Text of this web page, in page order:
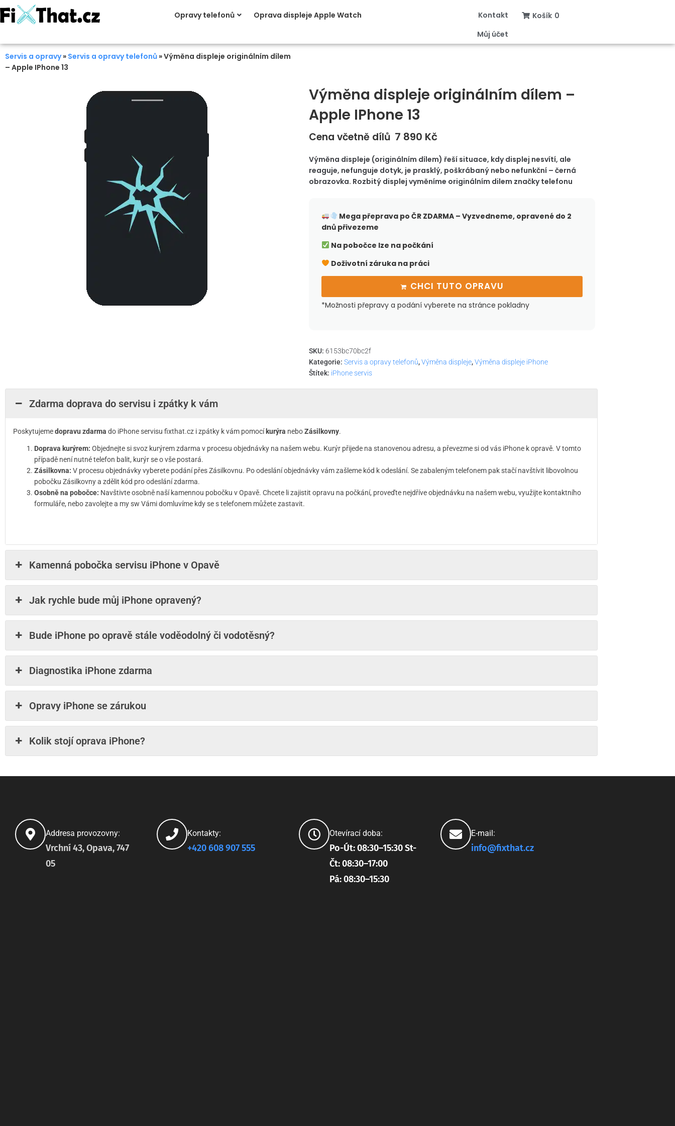
Opravy telefonů Oprava displeje Apple Watch
Kontakt
Můj účet
Košík 0
Servis a opravy» Servis a opravy telefonů »Výměna displeje originálním dílem
– Apple IPhone 13
Výměna displeje originálním dílem –
Apple IPhone 13
Cena včetně dílů 7 890 Kč
Výměna displeje (originálním dílem) řeší situace, kdy displej nesvítí, ale
reaguje, nefunguje dotyk, je prasklý, poškrábaný nebo nefunkční – černá
obrazovka. Rozbitý displej vyměníme originálním dilem značky telefonu
Mega přeprava po ČRZDARMA – Vyzvedneme, opravené do 2
dnů přivezeme
Na pobočce lze na počkání
Doživotní záruka na práci
CHCI TUTO OPRAVU
*Možnosti přepravy a podání vyberete na stránce pokladny
SKU: 6153bc70bc2f
Kategorie: Servis a opravy telefonů,Výměna displeje,Výměna displeje iPhone
Štítek: iPhone servis
Zdarma doprava do servisu i zpátky k vám
Poskytujemedopravu zdarma do iPhone servisu fixthat.cz i zpátky k vám pomocí kurýra neboZásilkovny.
Doprava kurýrem: Objednejte si svoz kurýrem zdarma v procesu objednávky na našem webu. Kurýr přijede na stanovenou adresu, a převezme si od vás iPhone k opravě. V tomto
případě není nutné telefon balit, kurýr se o vše postará.
Zásilkovna: V procesu objednávky vyberete podání přes Zásilkovnu. Po odeslání objednávky vám zašleme kód k odeslání. Se zabaleným telefonem pak stačí navštívit libovolnou
pobočku Zásilkovny a zdělit kód pro odeslání zdarma.
Osobně na pobočce: Navštivte osobně naší kamennou pobočku v Opavě. Chcete li zajistit opravu na počkání, proveďte nejdříve objednávku na našem webu, využijte kontaktního
formuláře, nebo zavolejte a my sw Vámi domluvíme kdy se s telefonem můžete zastavit.
Kamenná pobočka servisu iPhone v Opavě
Jak rychle bude můj iPhone opravený?
Bude iPhone po opravě stále voděodolný či vodotěsný?
Diagnostika iPhone zdarma
Opravy iPhone se zárukou
Kolik stojí oprava iPhone?
Addresa provozovny:
Vrchní 43, Opava, 747
05
Kontakty:
+420 608 907 555
Otevírací doba:
Po-Út: 08:30–15:30 St-
Čt: 08:30–17:00
Pá: 08:30–15:30
E-mail:
info@fixthat.cz